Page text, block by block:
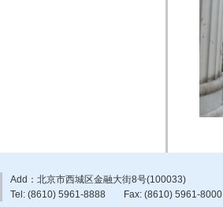
Add：北京市西城区金融大街8号(100033)
Tel: (8610) 5961-8888
Fax: (8610) 5961-8000